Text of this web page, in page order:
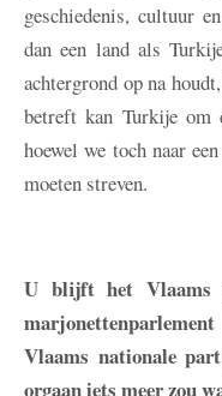
geschiedenis, cultuur
dan een land als
achtergrond op na
betreft kan Turkije om
hoewel we toch naar
moeten streven.
U blijft het Vlaams
Vlaams nationale
orgaan iets meer zou